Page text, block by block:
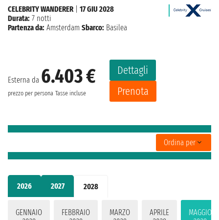
2026 2027 2028
GENNAIO
FEBBRAIO
MARZO
APRILE
MAGGIO
Esterna da 6.403 €
prezzo per persona Tasse incluse
Dettagli
Prenota
CELEBRITY WANDERER| 17 GIU 2028
Durata: 7 notti
Partenza da: Amsterdam Sbarco: Basilea
Ordina per